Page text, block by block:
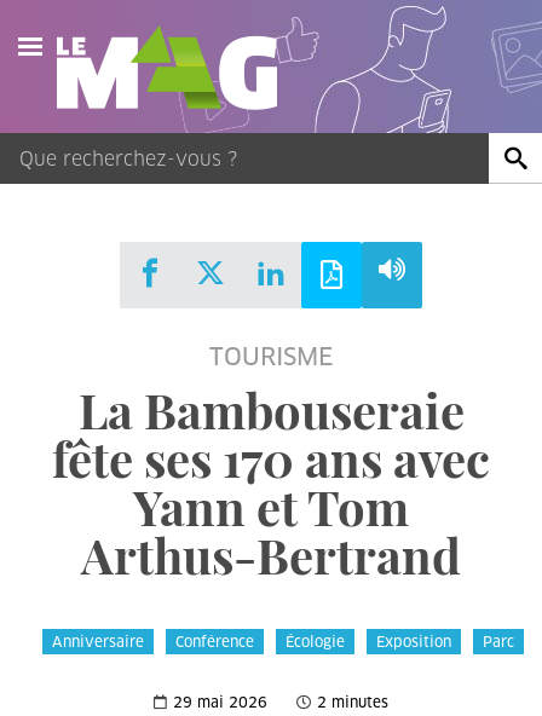
Actualités
Agenda
Publications
TOURISME
La Bambouseraie
fête ses 170 ans avec
Yann et Tom
Arthus-Bertrand
Anniversaire Conférence Écologie Exposition Parc
29 mai 2026 2 minutes